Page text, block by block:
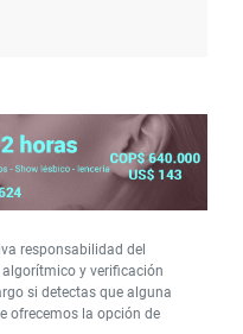
responsabilidad del
y verificación
si detectas que alguna
ofrecemos la opción de